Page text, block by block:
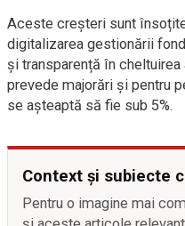
Aceste creșteri sunt
digitalizarea gestionării
și transparență în
prevede majorări și pentru
se așteaptă să fie sub 5%.
Context și subiecte
Pentru o imagine mai